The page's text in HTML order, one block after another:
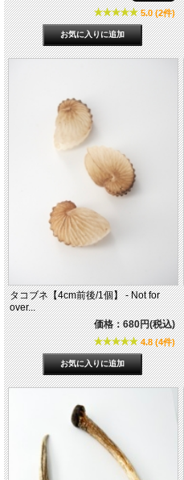
5.0 (2件)
タコブネ【4cm前後/1個】 - Not for
over...
価格：680円(税込)
4.8 (4件)